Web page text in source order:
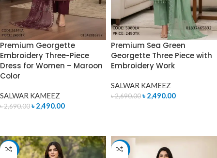
Premium Georgette
Embroidery Three-Piece
Dress for Women – Maroon
Color
SALWAR KAMEEZ
৳2,690.00৳ 2,490.00
Premium Sea Green
Georgette Three Piece with
Embroidery Work
SALWAR KAMEEZ
৳2,690.00৳ 2,490.00
-7% -7%